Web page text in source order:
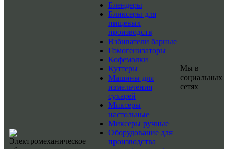
Блендеры
Бликсеры для
пищевых
производств
Взбиватели барные
Гомогенизаторы
Кофемолки
Куттеры
Машины для
измельчения
сухарей
Миксеры
настольные
Миксеры ручные
Оборудование для
производства
Мы в
социальных
сетях